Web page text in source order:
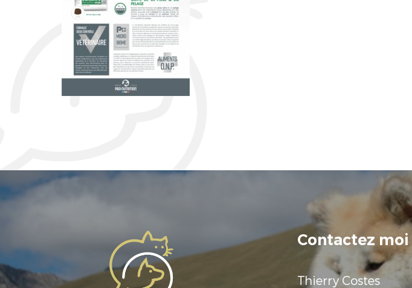
Contactez moi
Thierry Costes